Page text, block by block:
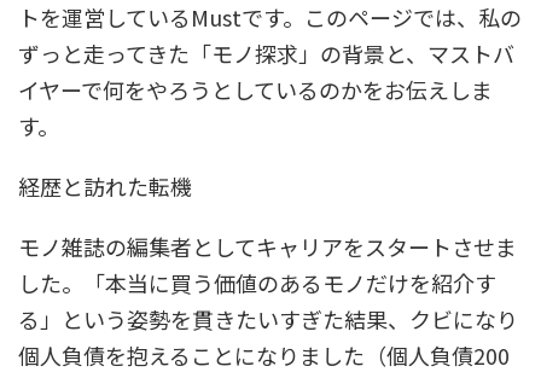
トを運営しているMustです。このページでは、私の
ずっと走ってきた「モノ探求」の背景と、マストバ
イヤーで何をやろうとしているのかをお伝えしま
す。
経歴と訪れた転機
モノ雑誌の編集者としてキャリアをスタートさせま
した。「本当に買う価値のあるモノだけを紹介す
る」という姿勢を貫きたいすぎた結果、クビになり
個人負債を抱えることになりました（個人負債200